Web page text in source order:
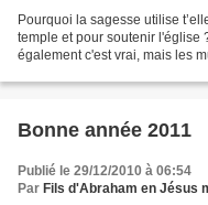
Pourquoi la sagesse utilise
temple et pour soutenir l'église
également c'est vrai, mais les
Bonne année 2011
Publié le 29/12/2010 à 06:54
Par Fils d'Abraham en Jésus